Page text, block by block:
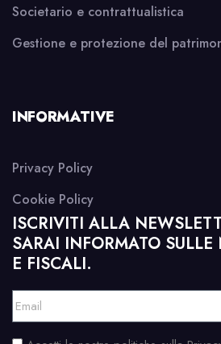
Societario e contrattualistica
Gestione e protezione del
INFORMATIVE
Privacy Policy
Cookie Policy
ISCRIVITI ALLA
SARAI INFORMATO
E FISCALI.